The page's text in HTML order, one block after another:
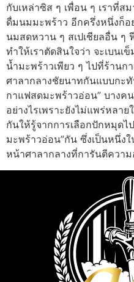
กับเหล่าซิส ๆ เพื่อน ๆ เราที่
ดื่มนมมะพร้าว อีกครึ่งหนึ่งก็
นมสดหวาน ๆ สเปเชียลอื่น
ทำให้เราตัดสินใจว่า จะเบนเ
น้ำมะพร้าวเพียว ๆ ไปที่ร้าน
ศาลากลางชัยนาทกันแบบกะ
กาแฟสดมะพร้าวอ่อน” บางค
อย่างไรเพราะยังไม่แพร่หลา
กันให้รู้จากการเลือกปักหมุดไ
มะพร้าวอ่อน”กัน ซึ่งเป็นหนึ่ง
หน้าศาลากลางที่การันตีความ